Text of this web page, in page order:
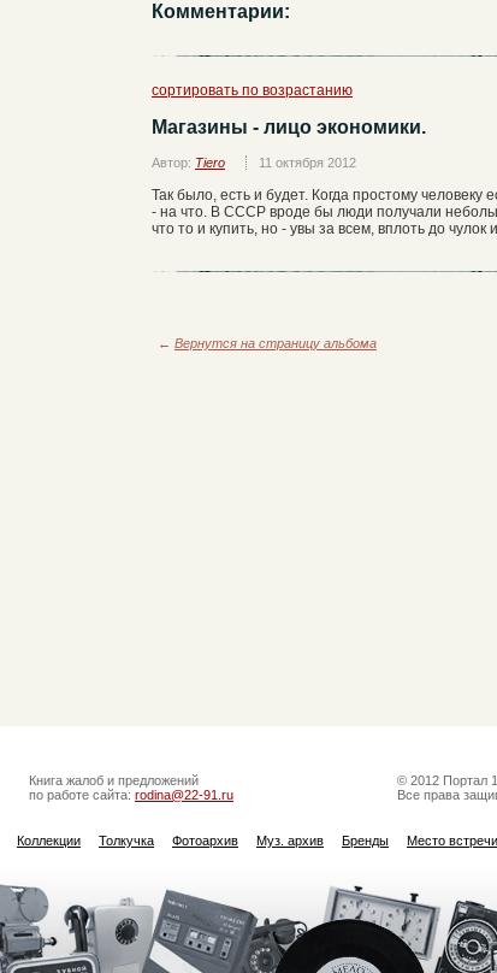
Комментарии:
сортировать по возрастанию
Магазины - лицо экономики.
Автор: Tiero 11 октября 2012
Так было, есть и будет. Когда простому человеку
- на что. В СССР вроде бы люди получали
что то и купить, но - увы за всем, вплоть до
← Вернутся на страницу альбома
Книга жалоб и предложений
по работе сайта: rodina@22-91.ru
© 2012 Портал
Все права
Коллекции Толкучка Фотоархив Муз. архив Бренды Место встречи